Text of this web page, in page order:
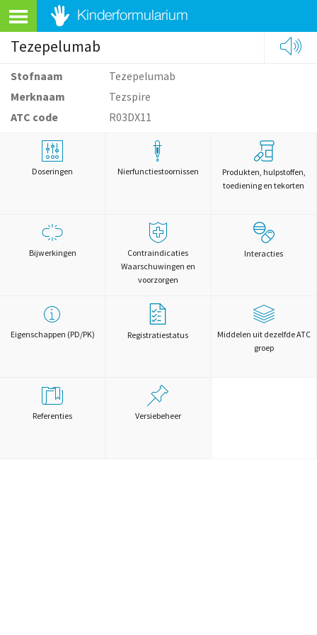
Tezepelumab
Stofnaam
Tezepelumab
Merknaam
Tezspire
ATC code
R03DX11
Doseringen Nierfunctiestoornissen
Produkten, hulpstoffen,
toediening en tekorten
Bijwerkingen
Contraindicaties
Waarschuwingen en
voorzorgen
Interacties
Eigenschappen (PD/PK) Registratiestatus
Middelen uit dezelfde ATC
groep
Referenties Versiebeheer